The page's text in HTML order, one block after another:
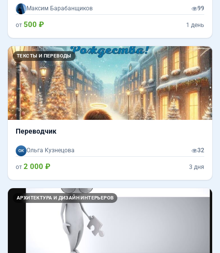
Максим Барабанщиков 99
от 500 ₽ 1 день
ТЕКСТЫ И ПЕРЕВОДЫ
Назад
Переводчик
Ольга Кузнецова 32
от 2 000 ₽ 3 дня
АРХИТЕКТУРА И ДИЗАЙН ИНТЕРЬЕРОВ